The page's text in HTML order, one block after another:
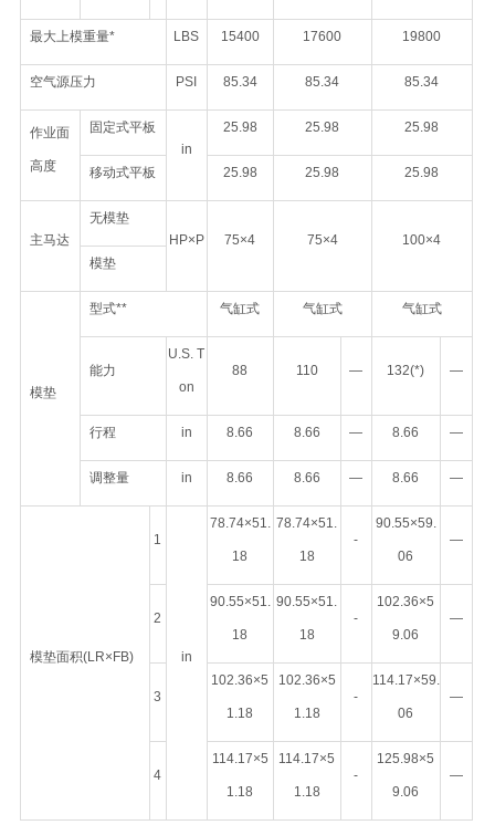
最大上模重量* LBS 15400 17600 19800
空气源压力 PSI 85.34 85.34 85.34
作业面
高度
固定式平板
in
25.98 25.98 25.98
移动式平板 25.98 25.98 25.98
主马达
无模垫
HP×P
75×4 75×4
100×4
模垫
模垫
型式** 气缸式 气缸式 气缸式
能力
U.S. T
on
88 110 — 132(*) —
行程 in 8.66 8.66 — 8.66 —
调整量 in 8.66 8.66 — 8.66 —
模垫面积(LR×FB)
1
in
78.74×51.
18
78.74×51.
18
-
90.55×59.
06
—
2
90.55×51.
18
90.55×51.
18
-
102.36×5
9.06
—
3
102.36×5
1.18
102.36×5
1.18
-
114.17×59.
06
—
4
114.17×5
1.18
114.17×5
1.18
-
125.98×5
9.06
—